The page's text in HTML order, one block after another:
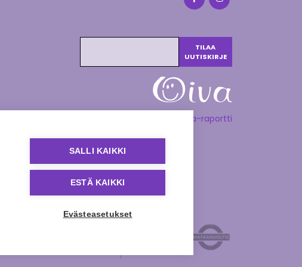
Katso Oiva-raportti
SALLI KAIKKI
ESTÄ KAIKKI
Evästeasetukset